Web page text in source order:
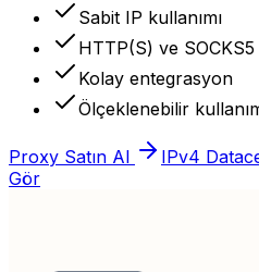
Sabit IP kullanımı
HTTP(S) ve SOCKS5
Kolay entegrasyon
Ölçeklenebilir
Proxy Satın Al
IPv4
Gör